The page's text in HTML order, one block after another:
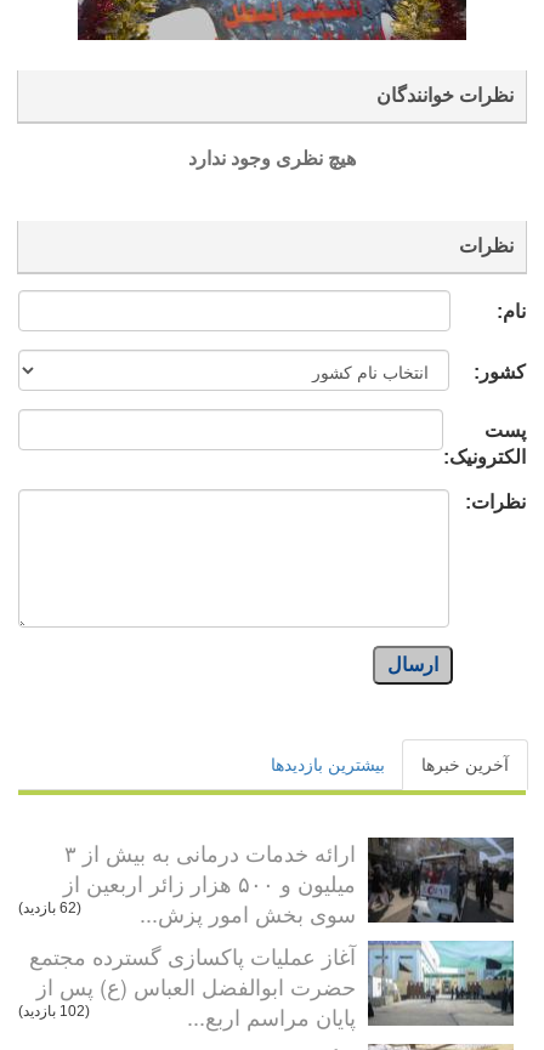
نظرات خوانندگان
هیچ نظری وجود ندارد
نظرات
نام:
کشور:
پست
الکترونیک:
نظرات:
ارسال
آخرین خبرها بیشترین بازدیدها
ارائه خدمات درمانی به بیش از ۳
میلیون و ۵۰۰ هزار زائر اربعین از
سوی بخش امور پزش...
(62 بازدید)
آغاز عملیات پاکسازی گسترده مجتمع
حضرت ابوالفضل العباس (ع) پس از
پایان مراسم اربع...
(102 بازدید)